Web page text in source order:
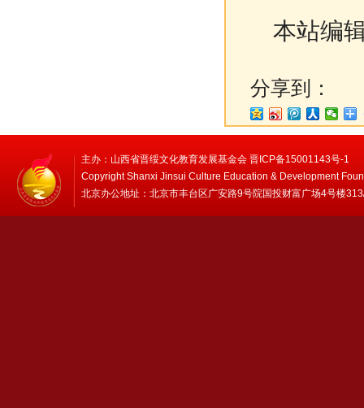
本站编
分享到：
主办：山西省晋绥文化教育发展基金会 晋ICP备15001143号-1
Copyright Shanxi Jinsui Culture Education & Development
北京办公地址：北京市丰台区广安路9号院国投财富广场4号楼